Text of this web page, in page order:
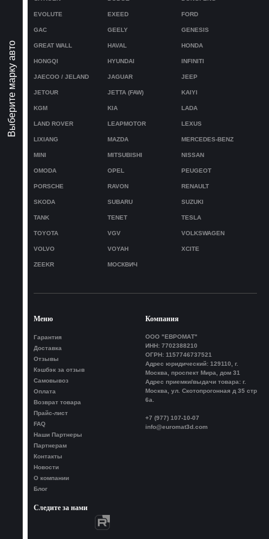
Выберите марку авто
EVOLUTE EXEED FORD
GAC GEELY GENESIS
GREAT WALL HAVAL HONDA
HONGQI HYUNDAI INFINITI
JAECOO / JELAND JAGUAR JEEP
JETOUR JETTA (FAW) KAIYI
KGM KIA LADA
LAND ROVER LEAPMOTOR LEXUS
LIXIANG MAZDA MERCEDES-BENZ
MINI MITSUBISHI NISSAN
OMODA OPEL PEUGEOT
PORSCHE RAVON RENAULT
SKODA SUBARU SUZUKI
TANK TENET TESLA
TOYOTA VGV VOLKSWAGEN
VOLVO VOYAH XCITE
ZEEKR МОСКВИЧ
Меню
Гарантия
Доставка
Отзывы
Кэшбэк за отзыв
Самовывоз
Оплата
Возврат товара
Прайс-лист
FAQ
Наши Партнеры
Партнерам
Контакты
Новости
О компании
Блог
Компания
ООО "ЕВРОМАТ"
ИНН: 7702388210
ОГРН: 1157746737521
Адрес юридический: 129110, г.
Москва, проспект Мира, дом 31
Адрес приемки/выдачи товара: г.
Москва, ул. Скотопрогонная д 35 стр
6а.
+7 (977) 107-10-07
info@euromat3d.com
Следите за нами